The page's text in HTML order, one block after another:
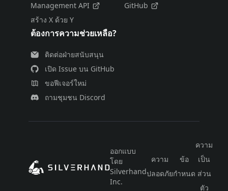
Management API
สร้าง X ด้วย Y
GitHub
ต้องการความช่วยเหลือ?
ติดต่อฝ่ายสนับสนุน
เปิด Issue บน GitHub
ขอฟีเจอร์ใหม่
ถามชุมชน Discord
ออกแบบ
โดย
Silverhand
Inc.
ความ
ปลอดภัย
ข้อ
กำหนด
ความ
เป็น
ส่วน
ตัว